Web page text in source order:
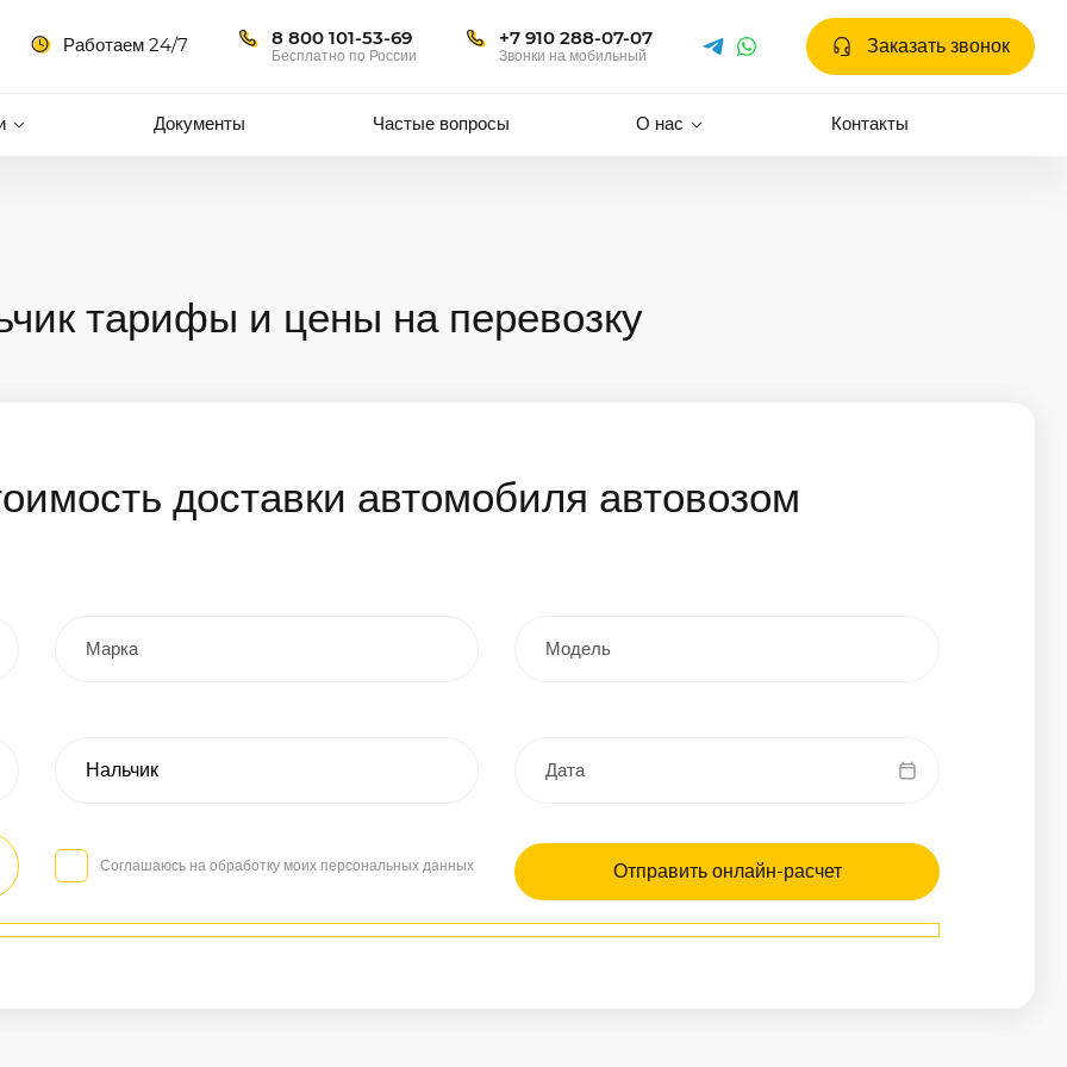
Работаем 24/7 8 800 101-53-69
Бесплатно по России
+7 910 288-07-07
Звонки на мобильный Заказать звонок
Документы Частые вопросы О нас Контакты
тарифы и цены на перевозку
доставки автомобиля автовозом
Соглашаюсь на обработку моих персональных данных